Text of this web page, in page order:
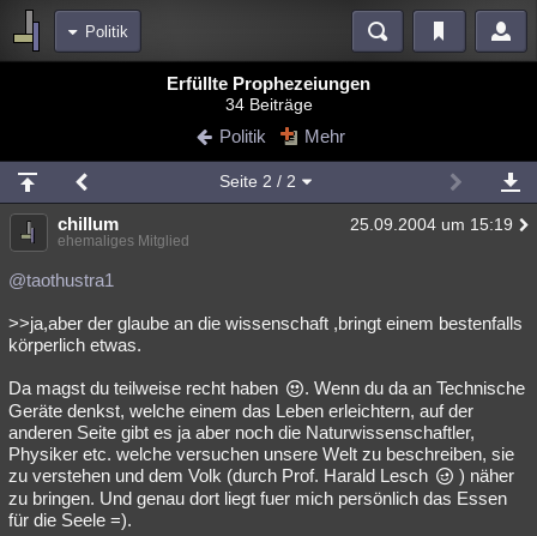
Politik
Blogs
Chat Wiki Neuigkeiten
meine Rubriken
Menschen Mystery Kriminalfälle
Spiritualität
Natur Umfragen Unterhaltung
weitere Rubriken
Philosophie Träume Orte Esoterik Literatur
Astronomie Helpdesk Gruppen Gaming Filme
Musik Clash Verbesserungen Allmystery English
Übersichten
Erfüllte Prophezeiungen
34 Beiträge
Politik Mehr
Seite 2 / 2
chillum 25.09.2004 um 15:19
ehemaliges Mitglied
@taothustra1
>>ja,aber der glaube an die wissenschaft ,bringt einem bestenfalls
körperlich etwas.
Da magst du teilweise recht haben
. Wenn du da an Technische
Geräte denkst, welche einem das Leben erleichtern, auf der
anderen Seite gibt es ja aber noch die Naturwissenschaftler,
Physiker etc. welche versuchen unsere Welt zu beschreiben, sie
zu verstehen und dem Volk (durch Prof. Harald Lesch
) näher
zu bringen. Und genau dort liegt fuer mich persönlich das Essen
für die Seele =).